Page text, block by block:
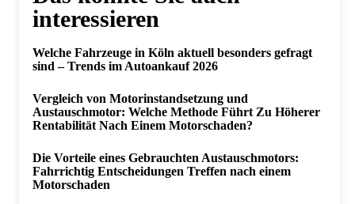
interessieren
Welche Fahrzeuge in Köln aktuell besonders gefragt
sind – Trends im Autoankauf 2026
Vergleich von Motorinstandsetzung und
Austauschmotor: Welche Methode Führt Zu Höherer
Rentabilität Nach Einem Motorschaden?
Die Vorteile eines Gebrauchten Austauschmotors:
Fahrrichtig Entscheidungen Treffen nach einem
Motorschaden